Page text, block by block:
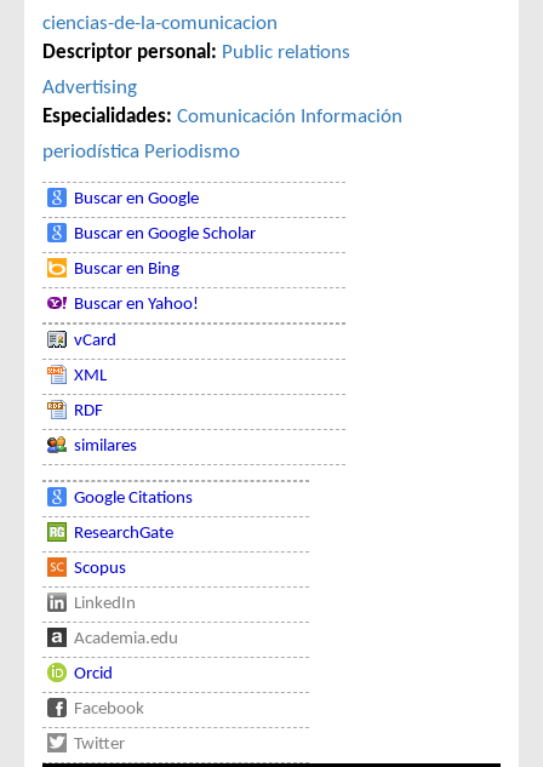
ciencias-de-la-comunicacion
Descriptor personal: Public relations
Advertising
Especialidades: Comunicación Información
periodística Periodismo
Buscar en Google
Buscar en Google Scholar
Buscar en Bing
Buscar en Yahoo!
vCard
XML
RDF
similares
Google Citations
ResearchGate
Scopus
LinkedIn
Academia.edu
Orcid
Facebook
Twitter